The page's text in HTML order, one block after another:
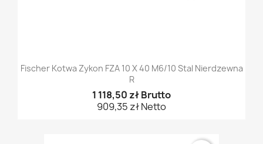
Fischer Kotwa Zykon FZA 10 X 40 M6/10 Stal Nierdzewna
R
1 118,50 zł Brutto
909,35 zł Netto